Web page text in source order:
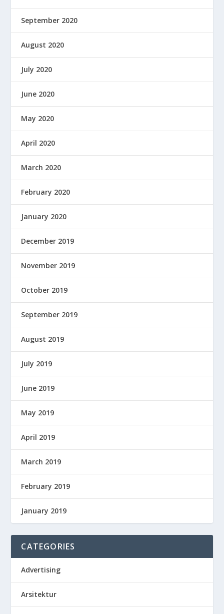
September 2020
August 2020
July 2020
June 2020
May 2020
April 2020
March 2020
February 2020
January 2020
December 2019
November 2019
October 2019
September 2019
August 2019
July 2019
June 2019
May 2019
April 2019
March 2019
February 2019
January 2019
CATEGORIES
Advertising
Arsitektur